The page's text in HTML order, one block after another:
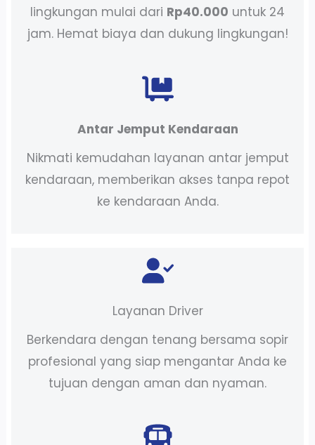
lingkungan mulai dari Rp40.000 untuk 24
jam. Hemat biaya dan dukung lingkungan!
Antar Jemput Kendaraan
Nikmati kemudahan layanan antar jemput
kendaraan, memberikan akses tanpa repot
ke kendaraan Anda.
Layanan Driver
Berkendara dengan tenang bersama sopir
profesional yang siap mengantar Anda ke
tujuan dengan aman dan nyaman.